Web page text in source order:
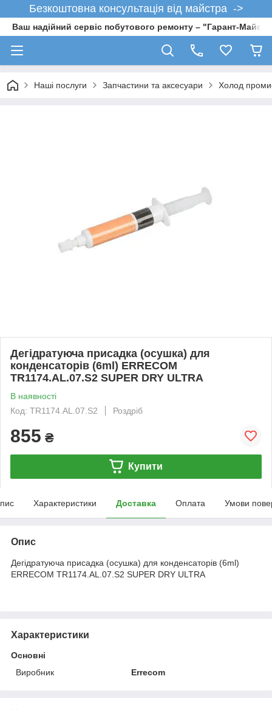
Безкоштовна консультація від майстра ->
Ваш надійний сервіс побутового ремонту – "Гарант-
Наші послуги Запчастини та аксесуари Холод
Дегідратуюча присадка (осушка) для
конденсаторів (6ml) ERRECOM
TR1174.AL.07.S2 SUPER DRY ULTRA
В наявності
Код: TR1174.AL.07.S2
Роздріб
855 ₴
Купити
Характеристики Доставка Оплата Умови
Опис
Дегідратуюча присадка (осушка) для конденсаторів (6ml)
ERRECOM TR1174.AL.07.S2 SUPER DRY ULTRA
Характеристики
Основні
Виробник
Errecom